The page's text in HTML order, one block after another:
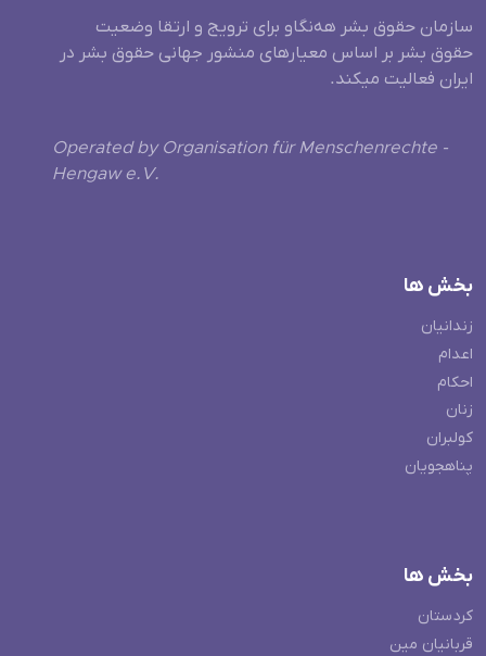
سازمان حقوق بشر هه‌نگاو برای ترویج و ارتقا وضعیت
حقوق بشر بر اساس معیارهای منشور جهانی حقوق بشر در
ایران فعالیت میکند.
Operated by Organisation für Menschenrechte -
Hengaw e.V.
بخش ها
زندانیان
اعدام
احکام
زنان
کولبران
پناهجویان
بخش ها
کردستان
قربانیان مین